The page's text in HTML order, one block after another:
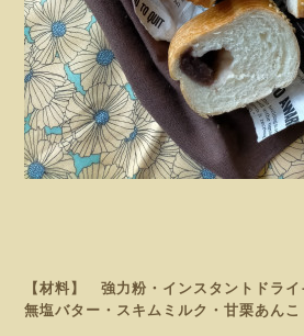
【材料】 強力粉・インスタントドライ
無塩バター・スキムミルク・甘栗あんこ